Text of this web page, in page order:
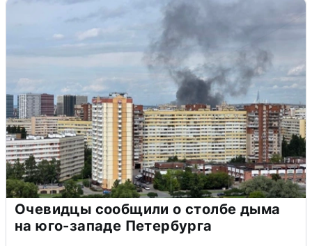
Очевидцы сообщили о столбе дыма
на юго-западе Петербурга